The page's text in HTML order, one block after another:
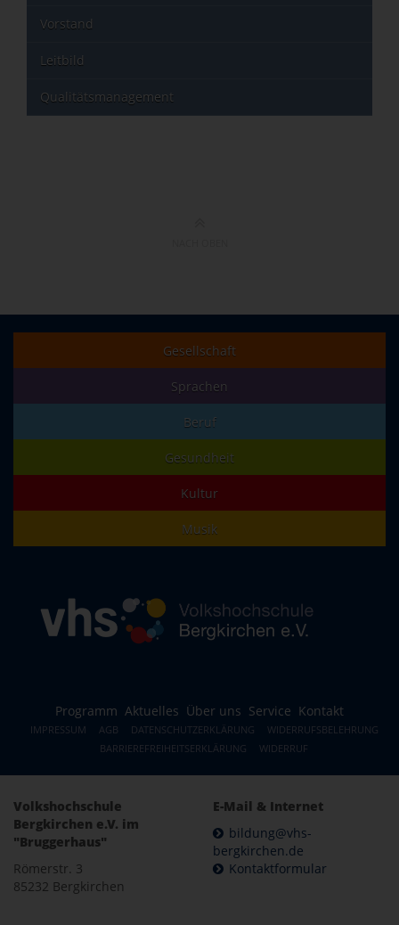
Vorstand
Leitbild
Qualitätsmanagement
Gesellschaft
Sprachen
Beruf
Gesundheit
Kultur
Musik
Programm Aktuelles Über uns Service Kontakt
IMPRESSUM AGB DATENSCHUTZERKLÄRUNG
WIDERRUFSBELEHRUNG
BARRIEREFREIHEITSERKLÄRUNG
WIDERRUF
Volkshochschule
Bergkirchen e.V. im
"Bruggerhaus"
Römerstr. 3
85232 Bergkirchen
E-Mail & Internet
bildung@vhs-
bergkirchen.de
Kontaktformular